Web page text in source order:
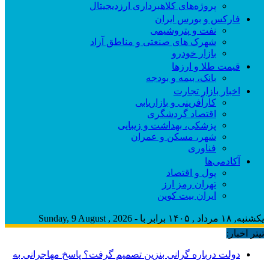
پروژه‌های کلاهبرداری ارزدیجیتال
فارکس و بورس ایران
نفت و پتروشیمی
شهرک های صنعتی و مناطق آزاد
بازار خودرو
قیمت طلا و ارزها
بانک، بیمه و بودجه
اخبار بازار تجارت
کارآفرینی و بازاریابی
اقتصاد گردشگری
پزشکی، بهداشت و زیبایی
شهر، مسکن و عمران
فناوری
آکادمی‌ها
پول و اقتصاد
تهران رمز ارز
ایران بیت کوین
یکشنبه, ۱۸ مرداد , ۱۴۰۵ برابر با - Sunday, 9 August , 2026
تیتر اخبار:
دولت درباره گرانی بنزین تصمیم گرفت؟ پاسخ مهاجرانی به